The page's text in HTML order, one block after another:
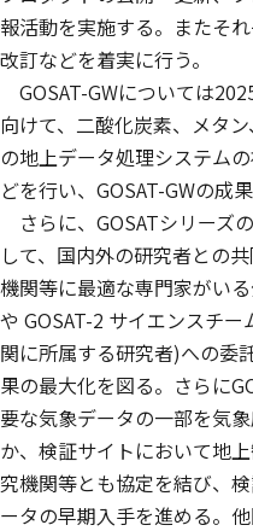
報活動を実施する。またそ
改訂などを着実に行う。
GOSAT-GWについては
向けて、二酸化炭素、メタ
の地上データ処理システム
どを行い、GOSAT-GWの成
さらに、GOSATシリーズ
して、国内外の研究者との
機関等に最適な専門家がい
や GOSAT-2 サイエンスチ
関に所属する研究者)への委
果の最大化を図る。さらに
要な気象データの一部を気
か、検証サイトにおいて地
究機関等とも協定を結び、
ータの早期入手を進める。